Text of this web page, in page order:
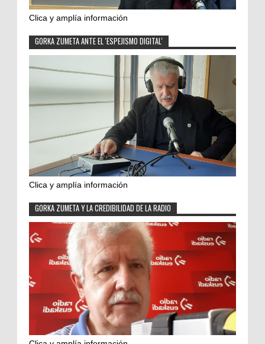
Clica y amplía información
GORKA ZUMETA ANTE EL 'ESPEJISMO DIGITAL'
Clica y amplía información
GORKA ZUMETA Y LA CREDIBILIDAD DE LA RADIO